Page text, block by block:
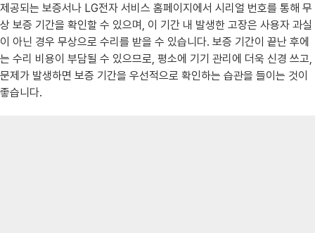
제공되는 보증서나 LG전자 서비스 홈페이지에서 시리얼 번호를 통해 무
상 보증 기간을 확인할 수 있으며, 이 기간 내 발생한 고장은 사용자 과실
이 아닌 경우 무상으로 수리를 받을 수 있습니다. 보증 기간이 끝난 후에
는 수리 비용이 부담될 수 있으므로, 평소에 기기 관리에 더욱 신경 쓰고,
문제가 발생하면 보증 기간을 우선적으로 확인하는 습관을 들이는 것이
좋습니다.